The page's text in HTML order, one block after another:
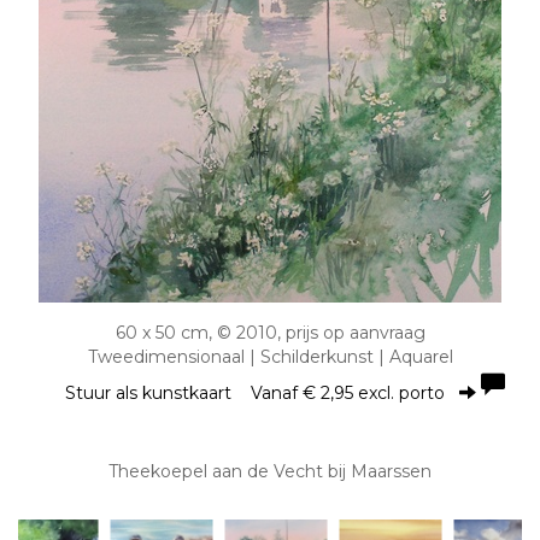
60 x 50 cm, © 2010, prijs op aanvraag
Tweedimensionaal | Schilderkunst | Aquarel
Stuur als kunstkaart Vanaf € 2,95 excl. porto
Theekoepel aan de Vecht bij Maarssen